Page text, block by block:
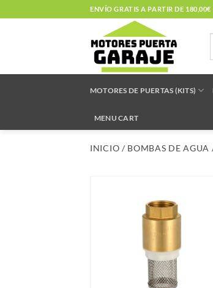
al
ENVÍO GRATIS A PARTIR DE
MOTORES DE PUERTAS (KITS)
MENU CART
INICIO / BOMBAS DE AGUA